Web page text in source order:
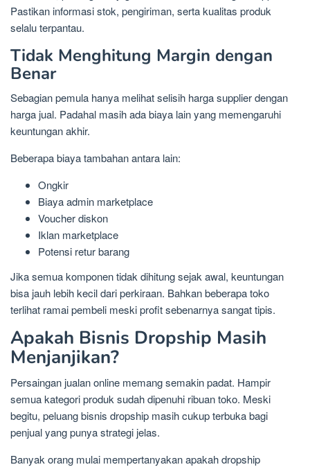
Pastikan informasi stok, pengiriman, serta kualitas produk
selalu terpantau.
Tidak Menghitung Margin dengan
Benar
Sebagian pemula hanya melihat selisih harga supplier dengan
harga jual. Padahal masih ada biaya lain yang memengaruhi
keuntungan akhir.
Beberapa biaya tambahan antara lain:
Ongkir
Biaya admin marketplace
Voucher diskon
Iklan marketplace
Potensi retur barang
Jika semua komponen tidak dihitung sejak awal, keuntungan
bisa jauh lebih kecil dari perkiraan. Bahkan beberapa toko
terlihat ramai pembeli meski profit sebenarnya sangat tipis.
Apakah Bisnis Dropship Masih
Menjanjikan?
Persaingan jualan online memang semakin padat. Hampir
semua kategori produk sudah dipenuhi ribuan toko. Meski
begitu, peluang bisnis dropship masih cukup terbuka bagi
penjual yang punya strategi jelas.
Banyak orang mulai mempertanyakan apakah dropship